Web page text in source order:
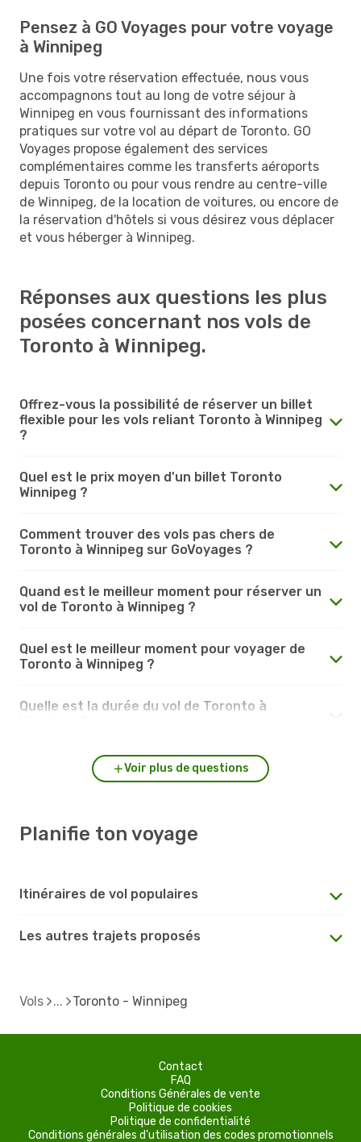
Pensez à GO Voyages pour votre voyage
à Winnipeg
Une fois votre réservation effectuée, nous vous
accompagnons tout au long de votre séjour à
Winnipeg en vous fournissant des informations
pratiques sur votre vol au départ de Toronto. GO
Voyages propose également des services
complémentaires comme les transferts aéroports
depuis Toronto ou pour vous rendre au centre-ville
de Winnipeg, de la location de voitures, ou encore de
la réservation d'hôtels si vous désirez vous déplacer
et vous héberger à Winnipeg.
Réponses aux questions les plus
posées concernant nos vols de
Toronto à Winnipeg.
Offrez-vous la possibilité de réserver un billet
flexible pour les vols reliant Toronto à Winnipeg
?
Quel est le prix moyen d'un billet Toronto
Winnipeg ?
Comment trouver des vols pas chers de
Toronto à Winnipeg sur GoVoyages ?
Quand est le meilleur moment pour réserver un
vol de Toronto à Winnipeg ?
Quel est le meilleur moment pour voyager de
Toronto à Winnipeg ?
Quelle est la durée du vol de Toronto à
Voir plus de questions
Planifie ton voyage
Itinéraires de vol populaires
Les autres trajets proposés
Vols Toronto - Winnipeg
Contact
FAQ
Conditions Générales de vente
Politique de cookies
Politique de confidentialité
Conditions générales d'utilisation des codes promotionnels